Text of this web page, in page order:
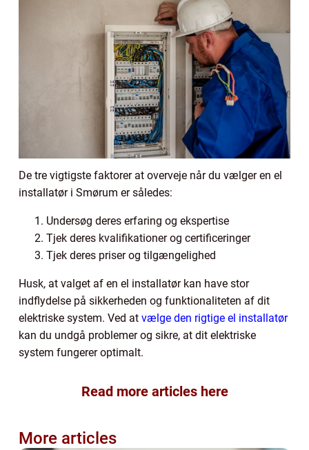
De tre vigtigste faktorer at overveje når du vælger en el
installatør i Smørum er således:
Undersøg deres erfaring og ekspertise
Tjek deres kvalifikationer og certificeringer
Tjek deres priser og tilgængelighed
Husk, at valget af en el installatør kan have stor
indflydelse på sikkerheden og funktionaliteten af dit
elektriske system. Ved at vælge den rigtige el installatør
kan du undgå problemer og sikre, at dit elektriske
system fungerer optimalt.
Read more articles here
More articles